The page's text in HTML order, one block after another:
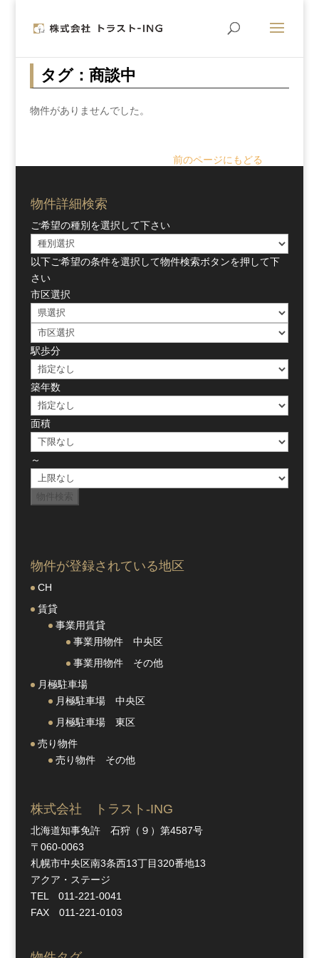
タグ：商談中
物件がありませんでした。
前のページにもどる
物件詳細検索
ご希望の種別を選択して下さい
以下ご希望の条件を選択して物件検索ボタンを押して下
さい
市区選択
駅歩分
築年数
面積
～
物件が登録されている地区
CH
賃貸
事業用賃貸
事業用物件 中央区
事業用物件 その他
月極駐車場
月極駐車場 中央区
月極駐車場 東区
売り物件
売り物件 その他
株式会社 トラスト-ING
北海道知事免許 石狩（９）第4587号
〒060-0063
札幌市中央区南3条西13丁目320番地13
アクア・ステージ
TEL 011-221-0041
FAX 011-221-0103